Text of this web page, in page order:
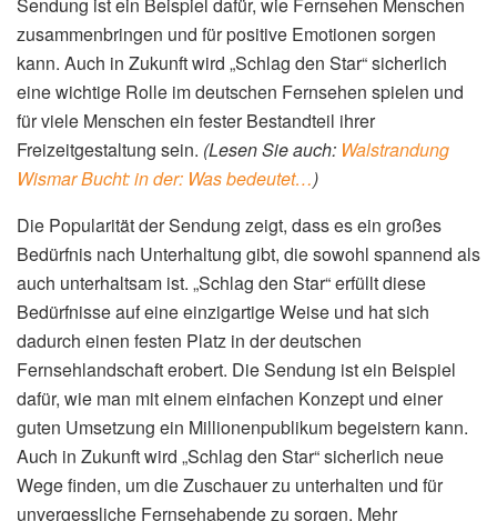
zusammenbringen und für positive Emotionen sorgen
kann. Auch in Zukunft wird „Schlag den Star“ sicherlich
eine wichtige Rolle im deutschen Fernsehen spielen und
für viele Menschen ein fester Bestandteil ihrer
Freizeitgestaltung sein. (Lesen Sie auch: Walstrandung
Wismar Bucht: in der: Was bedeutet…)
Die Popularität der Sendung zeigt, dass es ein großes
Bedürfnis nach Unterhaltung gibt, die sowohl spannend als
auch unterhaltsam ist. „Schlag den Star“ erfüllt diese
Bedürfnisse auf eine einzigartige Weise und hat sich
dadurch einen festen Platz in der deutschen
Fernsehlandschaft erobert. Die Sendung ist ein Beispiel
dafür, wie man mit einem einfachen Konzept und einer
guten Umsetzung ein Millionenpublikum begeistern kann.
Auch in Zukunft wird „Schlag den Star“ sicherlich neue
Wege finden, um die Zuschauer zu unterhalten und für
unvergessliche Fernsehabende zu sorgen. Mehr